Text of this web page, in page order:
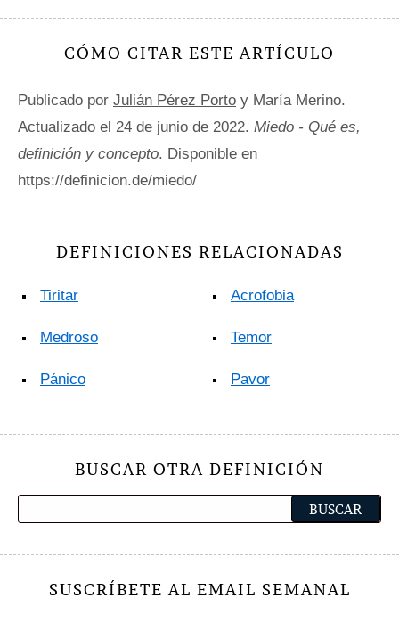
CÓMO CITAR ESTE ARTÍCULO
Publicado por Julián Pérez Porto y María Merino.
Actualizado el 24 de junio de 2022. Miedo - Qué es,
definición y concepto. Disponible en
https://definicion.de/miedo/
DEFINICIONES RELACIONADAS
Tiritar
Medroso
Pánico
Acrofobia
Temor
Pavor
BUSCAR OTRA DEFINICIÓN
SUSCRÍBETE AL EMAIL SEMANAL